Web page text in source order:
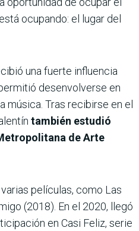
ocupando: el lugar del
una fuerte influencia
desenvolverse en
música. Tras recibirse en el
también estudió
de Arte
películas, como Las
(2018). En el 2020, llegó
en Casi Feliz, serie